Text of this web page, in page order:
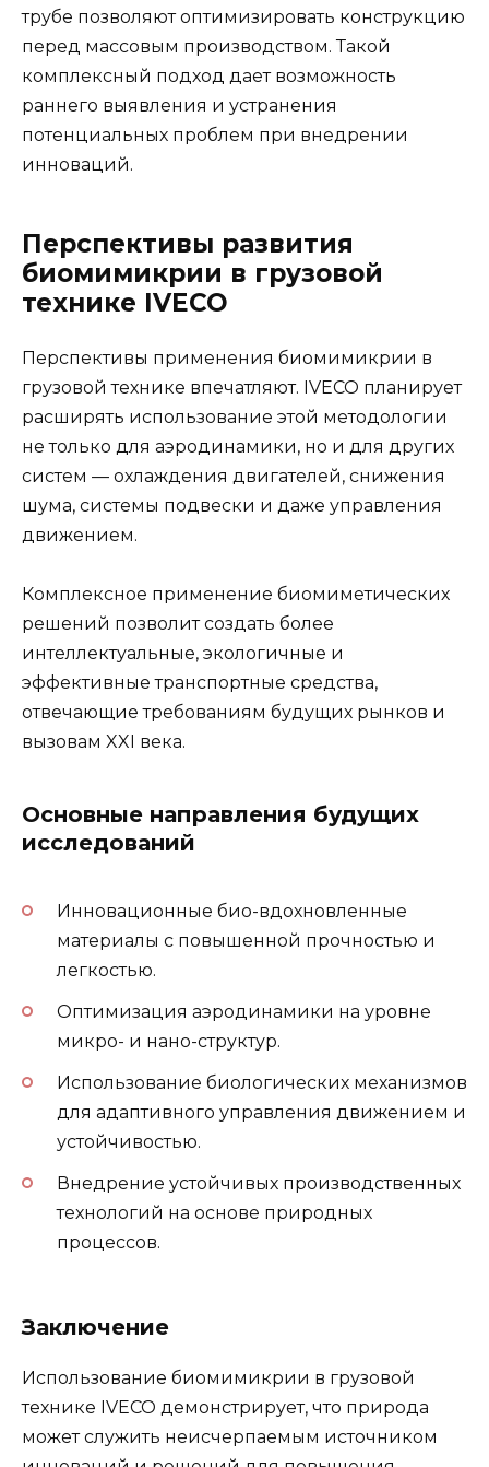
трубе позволяют оптимизировать конструкцию
перед массовым производством. Такой
комплексный подход дает возможность
раннего выявления и устранения
потенциальных проблем при внедрении
инноваций.
Перспективы развития
биомимикрии в грузовой
технике IVECO
Перспективы применения биомимикрии в
грузовой технике впечатляют. IVECO планирует
расширять использование этой методологии
не только для аэродинамики, но и для других
систем — охлаждения двигателей, снижения
шума, системы подвески и даже управления
движением.
Комплексное применение биомиметических
решений позволит создать более
интеллектуальные, экологичные и
эффективные транспортные средства,
отвечающие требованиям будущих рынков и
вызовам XXI века.
Основные направления будущих
исследований
Инновационные био-вдохновленные
материалы с повышенной прочностью и
легкостью.
Оптимизация аэродинамики на уровне
микро- и нано-структур.
Использование биологических механизмов
для адаптивного управления движением и
устойчивостью.
Внедрение устойчивых производственных
технологий на основе природных
процессов.
Заключение
Использование биомимикрии в грузовой
технике IVECO демонстрирует, что природа
может служить неисчерпаемым источником